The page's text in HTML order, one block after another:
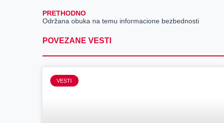
PRETHODNO
Održana obuka na temu informacione bezbednosti
POVEZANE VESTI
VESTI